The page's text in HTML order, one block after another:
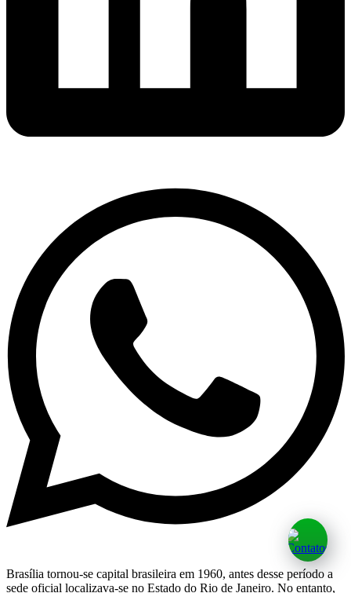
Brasília tornou-se capital brasileira em 1960, antes desse período a
sede oficial localizava-se no Estado do Rio de Janeiro. No entanto,